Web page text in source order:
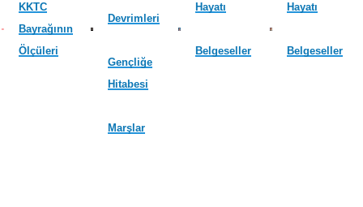
KKTC
Bayrağının
Ölçüleri
Devrimleri
Gençliğe
Hitabesi
Marşlar
Hayatı
Belgeseller
Hayatı
Belgeseller